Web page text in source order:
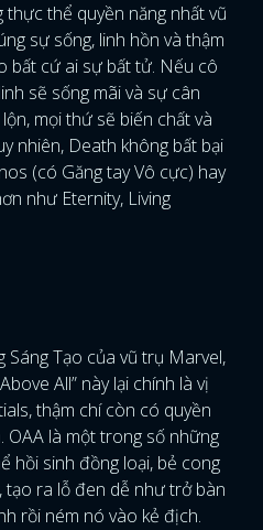
thể quyền năng nhất vũ
sự sống, linh hồn và thậm
bất cứ ai sự bất tử. Nếu cô
sẽ sống mãi và sự cân
mọi thứ sẽ biến chất và
nhiên, Death không bất bại
(có Găng tay Vô cực) hay
như Eternity, Living
Sáng Tạo của vũ trụ Marvel,
All” này lại chính là vị
thậm chí còn có quyền
OAA là một trong số những
hồi sinh đồng loại, bẻ cong
tạo ra lỗ đen dễ như trở bàn
rồi ném nó vào kẻ địch.